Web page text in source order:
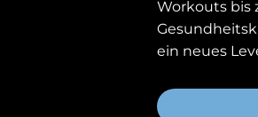
Workouts bis
ein neues